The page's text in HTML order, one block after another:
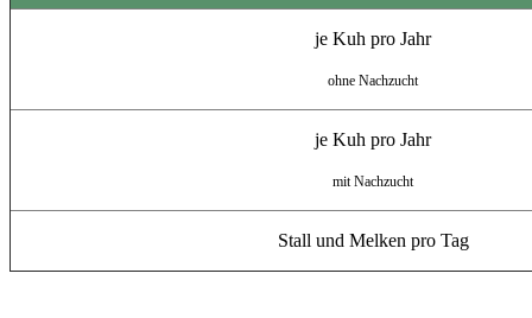
je Kuh pro Jahr
ohne Nachzucht
je Kuh pro Jahr
mit Nachzucht
Stall und Melken pro Tag